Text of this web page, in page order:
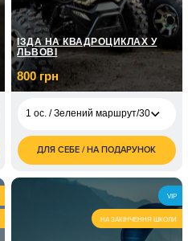
ЇЗДА НА КВАДРОЦИКЛАХ У
ЛЬВОВІ
800 грн
1 ос. / Зелений маршрут/30 хвилин
1 ос. / Зелений
маршрут/30 хвилин
грн
маршрут/30 хвилин
1 600
грн
1 500
ДЛЯ СЕБЕ / НА ПОДАРУНОК
VIP
НА ЗАКІНЧЕННЯ ШКОЛИ